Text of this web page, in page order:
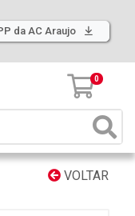
da AC Araujo
0
VOLTAR